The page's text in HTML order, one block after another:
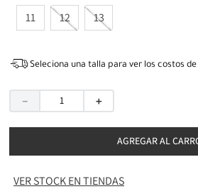
11 12 13
Seleciona una talla para ver los costos
＋
－
AGREGAR AL
VER STOCK EN TIENDAS